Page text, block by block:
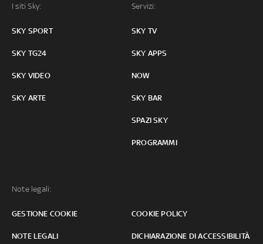
I siti Sky:
SKY SPORT
SKY TG24
SKY VIDEO
SKY ARTE
Servizi:
SKY TV
SKY APPS
NOW
SKY BAR
SPAZI SKY
PROGRAMMI
Note legali:
GESTIONE COOKIE COOKIE POLICY
NOTE LEGALI DICHIARAZIONE DI ACCESSIBILITÀ